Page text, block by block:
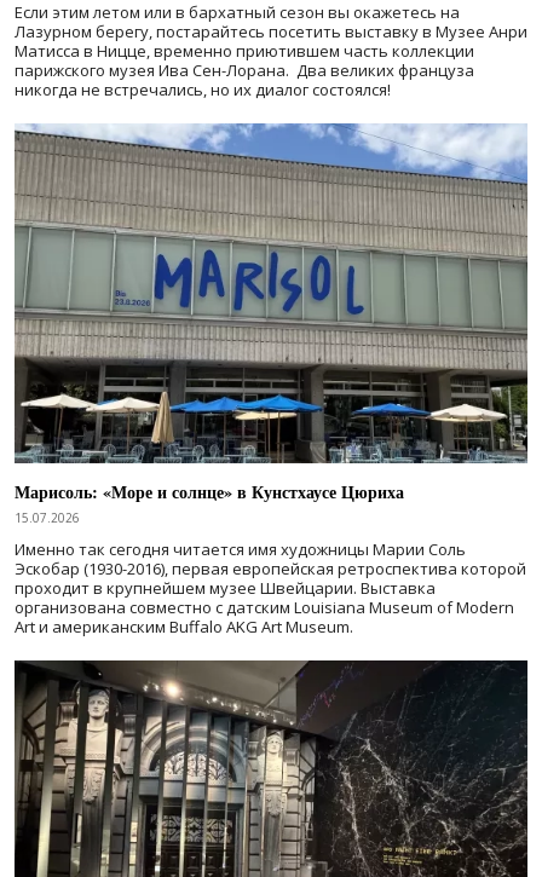
Если этим летом или в бархатный сезон вы окажетесь на
Лазурном берегу, постарайтесь посетить выставку в Музее Анри
Матисса в Ницце, временно приютившем часть коллекции
парижского музея Ива Сен-Лорана. Два великих француза
никогда не встречались, но их диалог состоялся!
Марисоль: «Море и солнце» в Кунстхаусе Цюриха
15.07.2026
Именно так сегодня читается имя художницы Марии Соль
Эскобар (1930-2016), первая европейская ретроспектива которой
проходит в крупнейшем музее Швейцарии. Выставка
организована совместно с датским Louisiana Museum of Modern
Art и американским Buffalo AKG Art Museum.